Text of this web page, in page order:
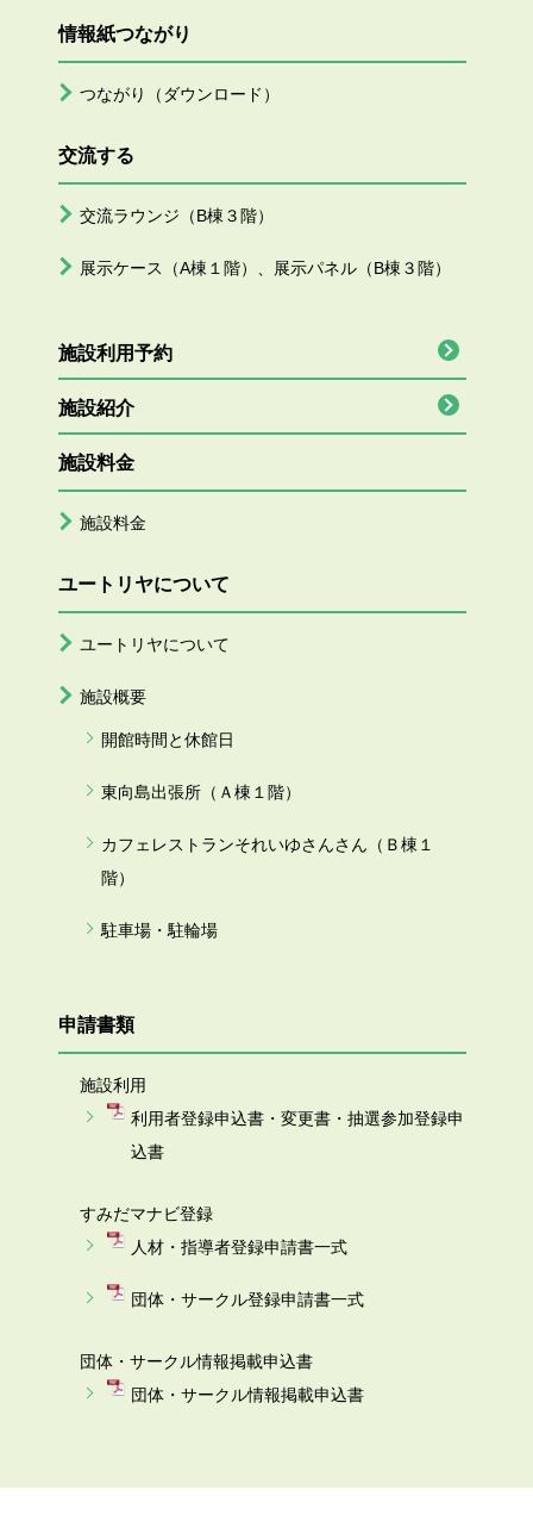
情報紙つながり
つながり（ダウンロード）
交流する
交流ラウンジ（B棟３階）
展示ケース（A棟１階）、展示パネル（B棟３階）
施設利用予約
施設紹介
施設料金
施設料金
ユートリヤについて
ユートリヤについて
施設概要
開館時間と休館日
東向島出張所（Ａ棟１階）
カフェレストランそれいゆさんさん（Ｂ棟１
階）
駐車場・駐輪場
申請書類
施設利用
利用者登録申込書・変更書・抽選参加登録申
込書
すみだマナビ登録
人材・指導者登録申請書一式
団体・サークル登録申請書一式
団体・サークル情報掲載申込書
団体・サークル情報掲載申込書